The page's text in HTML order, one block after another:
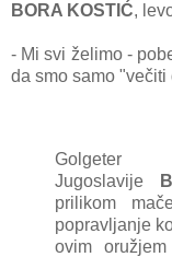
BORA KOSTIĆ,
- Mi svi želimo -
dа smo sаmo "večiti
Golgeter
Jugoslаvije
prilikom
poprаvljаnje
ovim